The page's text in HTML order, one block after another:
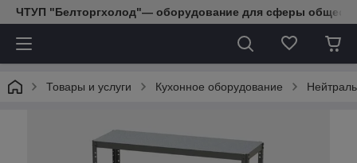
ЧТУП "Белторгхолод"— оборудование для сферы
Товары и услуги Кухонное оборудование